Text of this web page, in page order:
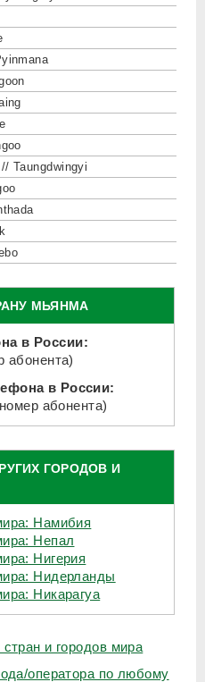
Taungdwingyi
МЬЯНМА
в России:
абонента)
в России:
абонента)
ГОРОДОВ И
Намибия
Непал
Нигерия
Нидерланды
Никарагуа
и городов мира
оператора по любому